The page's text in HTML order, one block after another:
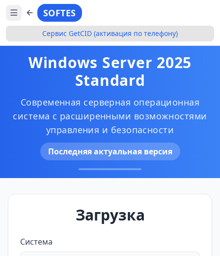
SOFTES
Сервис GetCID (активация по телефону)
Windows Server 2025
Standard
Современная серверная операционная
система с расширенными возможностями
управления и безопасности
Последняя актуальная версия
Загрузка
Система